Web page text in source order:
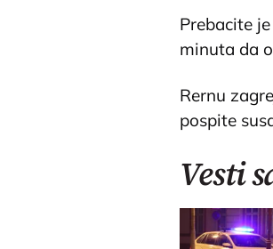
Prebacite
minuta da
Rernu
pospite
Vesti